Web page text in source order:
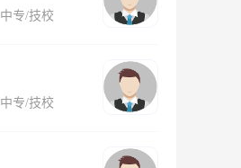
中专/技校
中专/技校